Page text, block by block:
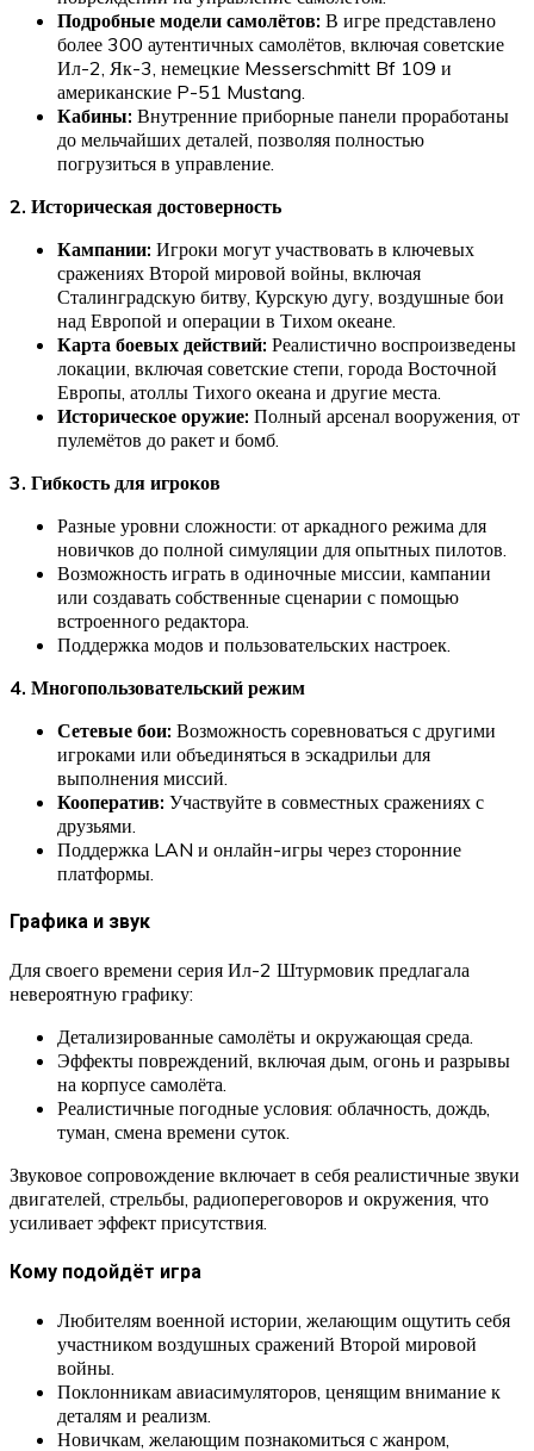
Подробные модели самолётов: В игре представлено
более 300 аутентичных самолётов, включая советские
Ил-2, Як-3, немецкие Messerschmitt Bf 109 и
американские P-51 Mustang.
Кабины: Внутренние приборные панели проработаны
до мельчайших деталей, позволяя полностью
погрузиться в управление.
2. Историческая достоверность
Кампании: Игроки могут участвовать в ключевых
сражениях Второй мировой войны, включая
Сталинградскую битву, Курскую дугу, воздушные бои
над Европой и операции в Тихом океане.
Карта боевых действий: Реалистично воспроизведены
локации, включая советские степи, города Восточной
Европы, атоллы Тихого океана и другие места.
Историческое оружие: Полный арсенал вооружения, от
пулемётов до ракет и бомб.
3. Гибкость для игроков
Разные уровни сложности: от аркадного режима для
новичков до полной симуляции для опытных пилотов.
Возможность играть в одиночные миссии, кампании
или создавать собственные сценарии с помощью
встроенного редактора.
Поддержка модов и пользовательских настроек.
4. Многопользовательский режим
Сетевые бои: Возможность соревноваться с другими
игроками или объединяться в эскадрильи для
выполнения миссий.
Кооператив: Участвуйте в совместных сражениях с
друзьями.
Поддержка LAN и онлайн-игры через сторонние
платформы.
Графика и звук
Для своего времени серия Ил-2 Штурмовик предлагала
невероятную графику:
Детализированные самолёты и окружающая среда.
Эффекты повреждений, включая дым, огонь и разрывы
на корпусе самолёта.
Реалистичные погодные условия: облачность, дождь,
туман, смена времени суток.
Звуковое сопровождение включает в себя реалистичные звуки
двигателей, стрельбы, радиопереговоров и окружения, что
усиливает эффект присутствия.
Кому подойдёт игра
Любителям военной истории, желающим ощутить себя
участником воздушных сражений Второй мировой
войны.
Поклонникам авиасимуляторов, ценящим внимание к
деталям и реализм.
Новичкам, желающим познакомиться с жанром,